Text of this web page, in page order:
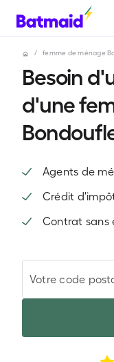
/ femme de ménage
Besoin
d'une
Agents de
Crédit
Contrat sans
Votre code